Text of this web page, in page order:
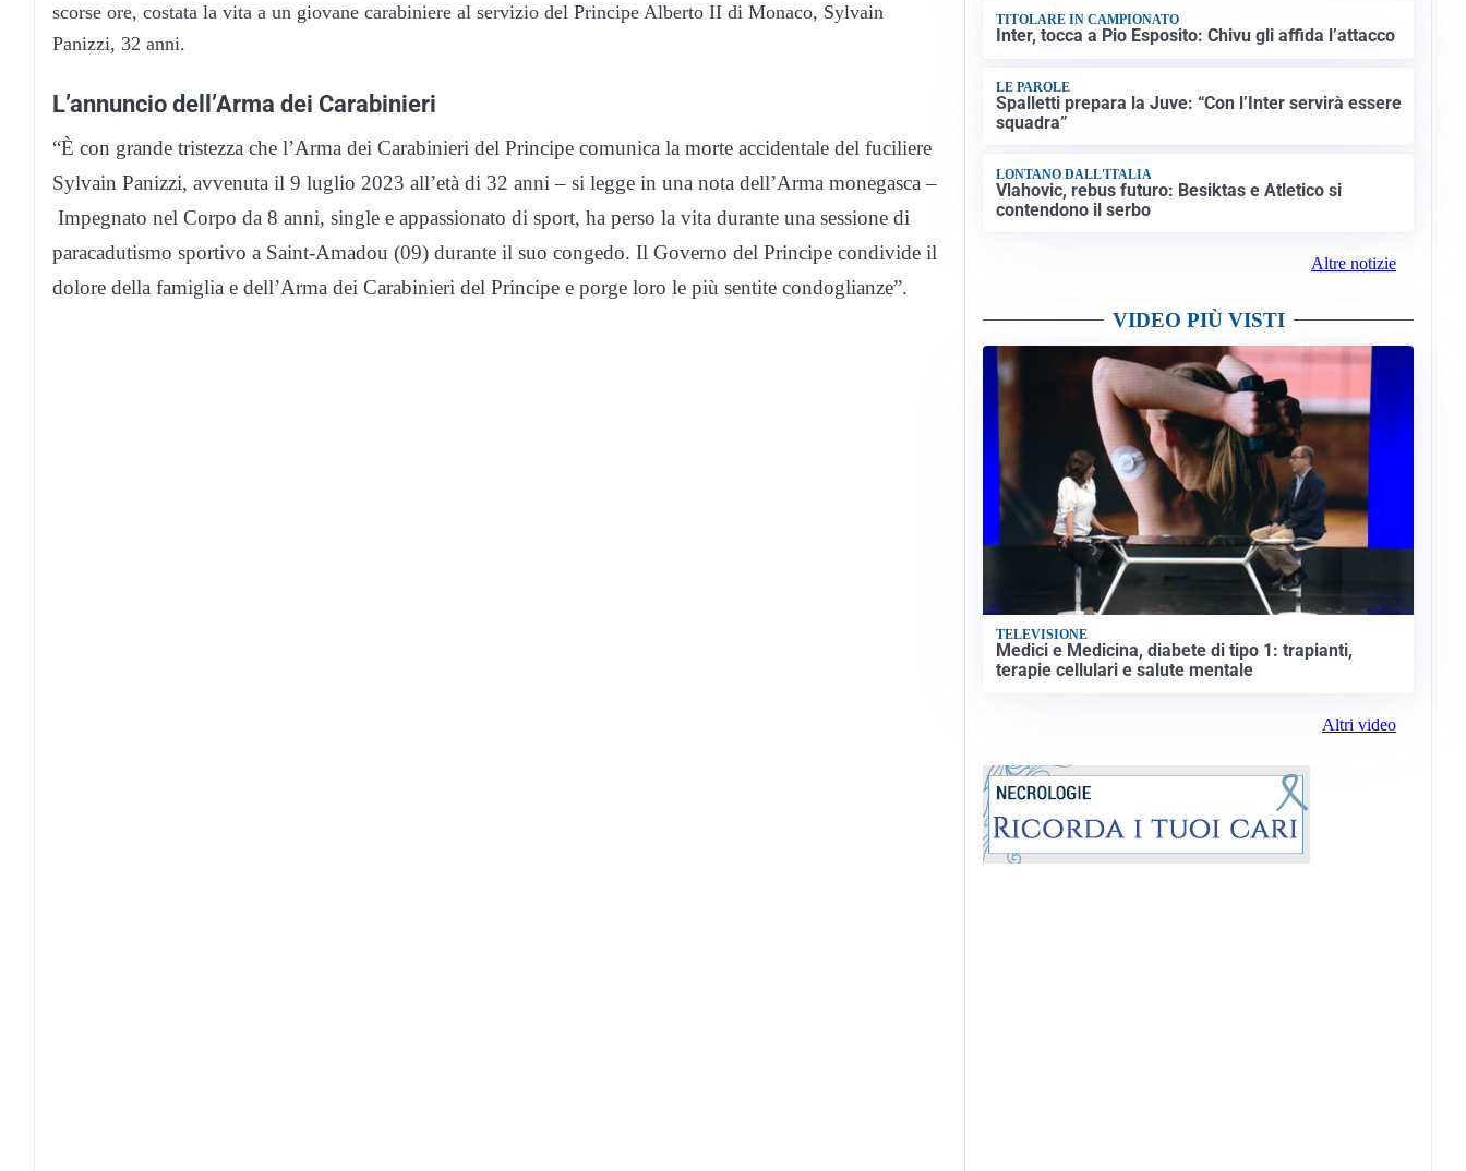
scorse ore, costata la vita a un giovane carabiniere al servizio del Principe Alberto II di Monaco, Sylvain
Panizzi, 32 anni.
L’annuncio dell’Arma dei Carabinieri
“È con grande tristezza che l’Arma dei Carabinieri del Principe comunica la morte accidentale del fuciliere
Sylvain Panizzi, avvenuta il 9 luglio 2023 all’età di 32 anni – si legge in una nota dell’Arma monegasca –
Impegnato nel Corpo da 8 anni, single e appassionato di sport, ha perso la vita durante una sessione di
paracadutismo sportivo a Saint-Amadou (09) durante il suo congedo. Il Governo del Principe condivide il
dolore della famiglia e dell’Arma dei Carabinieri del Principe e porge loro le più sentite condoglianze”.
TITOLARE IN CAMPIONATO
Inter, tocca a Pio Esposito: Chivu gli affida l’attacco
LE PAROLE
Spalletti prepara la Juve: “Con l’Inter servirà essere
squadra”
LONTANO DALL'ITALIA
Vlahovic, rebus futuro: Besiktas e Atletico si
contendono il serbo
Altre notizie
VIDEO PIÙ VISTI
TELEVISIONE
Medici e Medicina, diabete di tipo 1: trapianti,
terapie cellulari e salute mentale
Altri video